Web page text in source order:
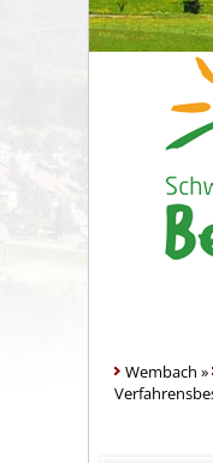
Wembach »